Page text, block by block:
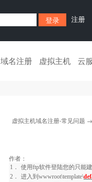
注册
域名注册 虚拟主机 云
虚拟主机域名注册-常见问题
作者：
1． 使用ftp软件登陆您的只能
2．
进入到 wwwroot\template\